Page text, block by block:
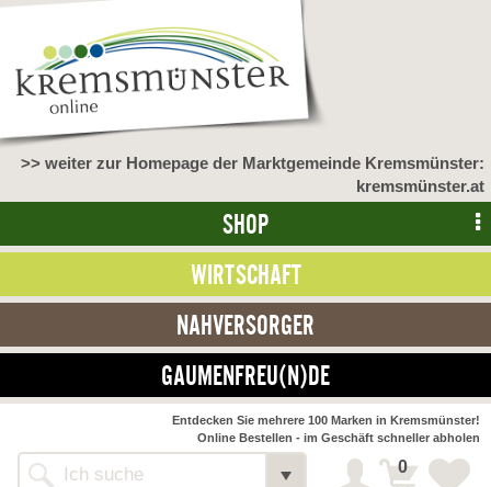
>> weiter zur Homepage der Marktgemeinde Kremsmünster:
kremsmünster.at
SHOP
WIRTSCHAFT
NAHVERSORGER
GAUMENFREU(N)DE
Alle Webseiten
Entdecken Sie mehrere 100 Marken in Kremsmünster!
Online Bestellen - im Geschäft schneller abholen
0
NAHVERSORGER
>> Bauernmarkt << Detail